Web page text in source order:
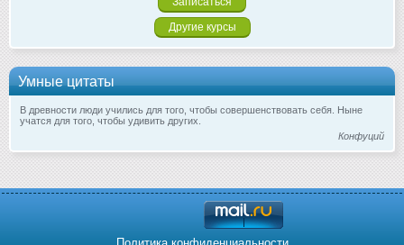
Другие курсы
Умные цитаты
В древности люди учились для того, чтобы совершенствовать себя. Ныне
учатся для того, чтобы удивить других.
Конфуций